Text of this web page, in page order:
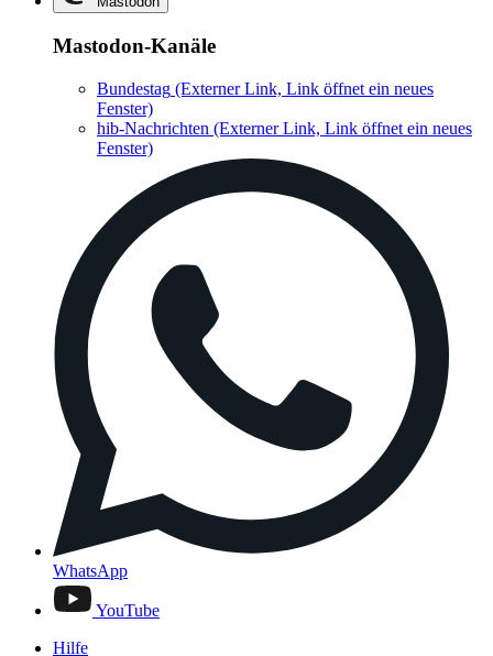
Mastodon-Kanäle
Bundestag (Externer Link, Link öffnet ein neues
Fenster)
hib-Nachrichten (Externer Link, Link öffnet ein neues
Fenster)
WhatsApp
YouTube
Hilfe